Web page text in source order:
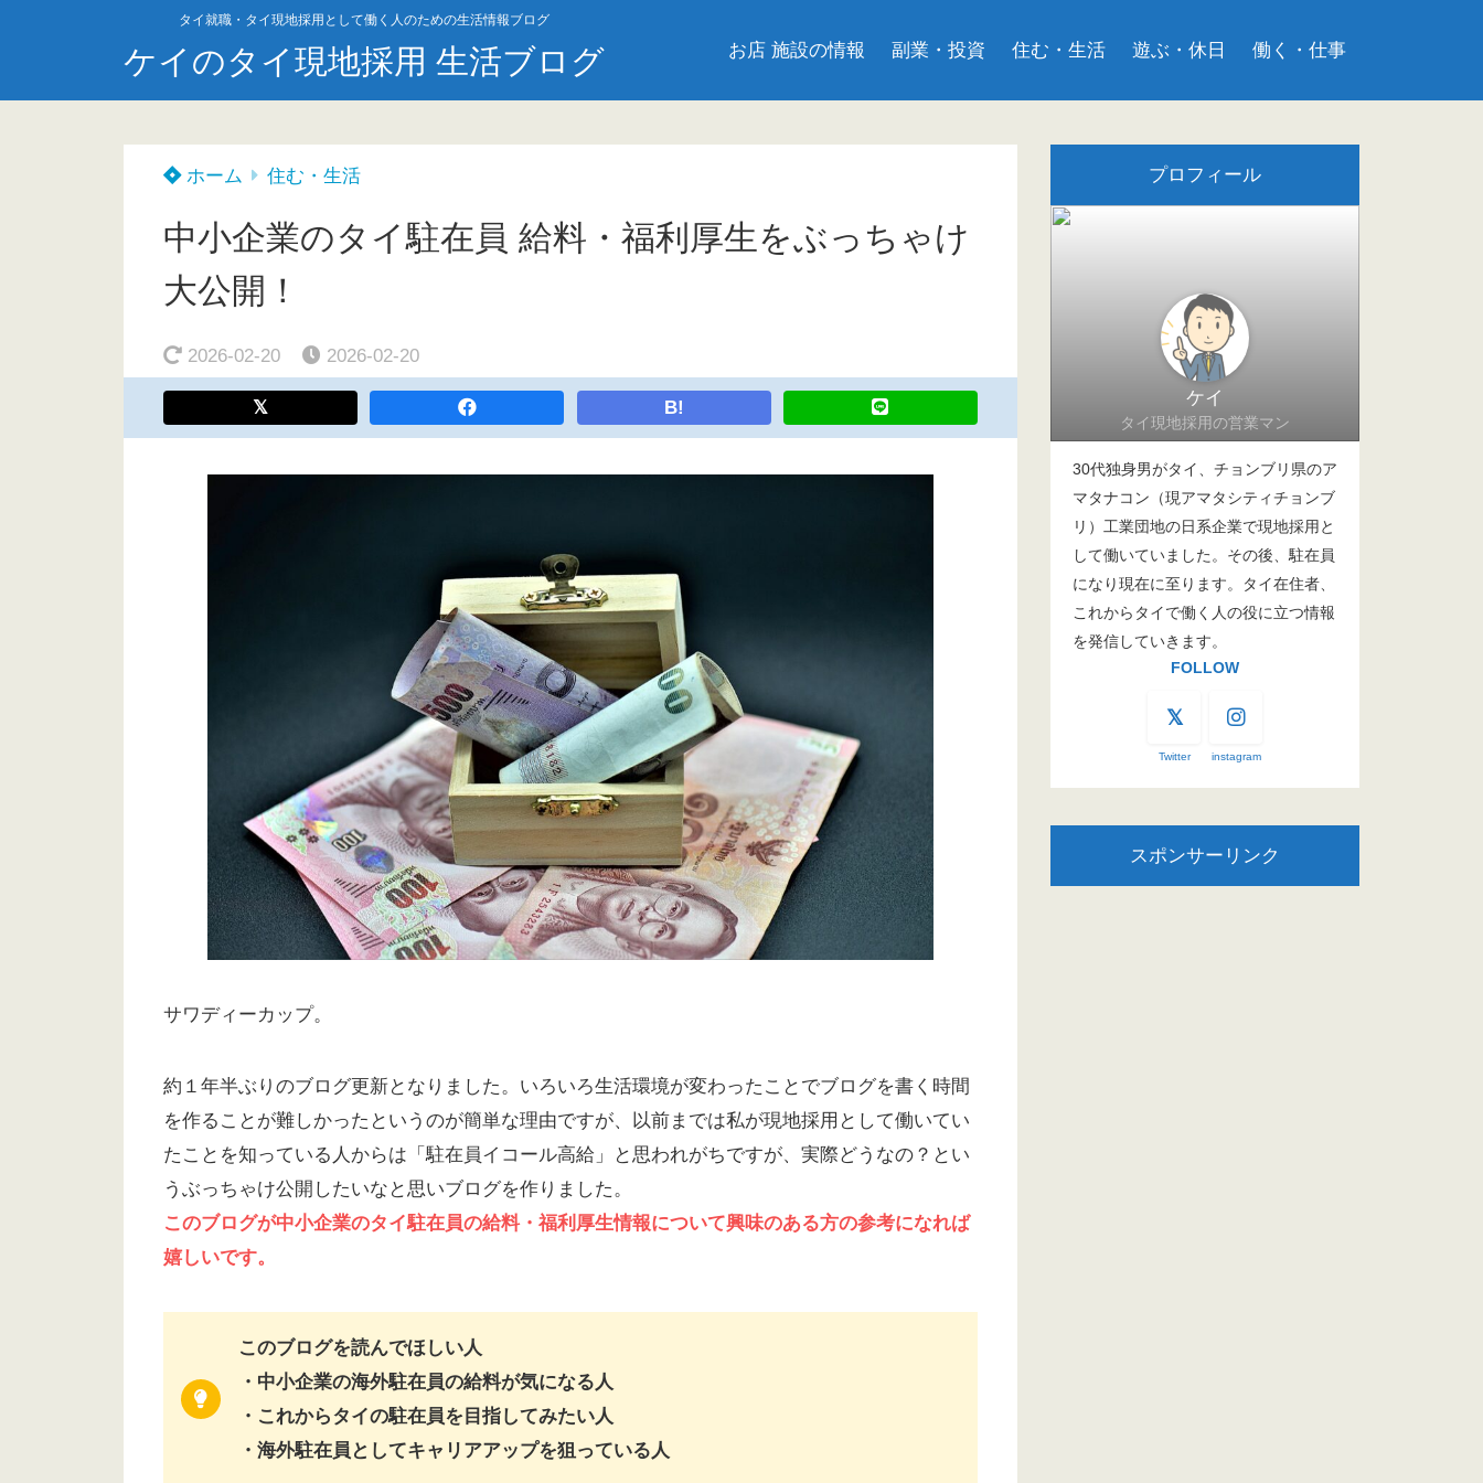
タイ就職・タイ現地採用として働く人のための生活情報ブログ
ケイのタイ現地採用 生活ブログ お店 施設の情報 副業・投資 住む・生活 遊ぶ・休日 働く・仕事
ホーム 住む・生活
中小企業のタイ駐在員 給料・福利厚生をぶっちゃけ
大公開！
2026-02-20 2026-02-20
B!
サワディーカップ。
約１年半ぶりのブログ更新となりました。いろいろ生活環境が変わったことでブログを書く時間
を作ることが難しかったというのが簡単な理由ですが、以前までは私が現地採用として働いてい
たことを知っている人からは「駐在員イコール高給」と思われがちですが、実際どうなの？とい
うぶっちゃけ公開したいなと思いブログを作りました。
このブログが中小企業のタイ駐在員の給料・福利厚生情報について興味のある方の参考になれば
嬉しいです。
このブログを読んでほしい人
・中小企業の海外駐在員の給料が気になる人
・これからタイの駐在員を目指してみたい人
・海外駐在員としてキャリアアップを狙っている人
プロフィール
ケイ
タイ現地採用の営業マン
30代独身男がタイ、チョンブリ県のア
マタナコン（現アマタシティチョンブ
リ）工業団地の日系企業で現地採用と
して働いていました。その後、駐在員
になり現在に至ります。タイ在住者、
これからタイで働く人の役に立つ情報
を発信していきます。
FOLLOW
Twitter instagram
スポンサーリンク